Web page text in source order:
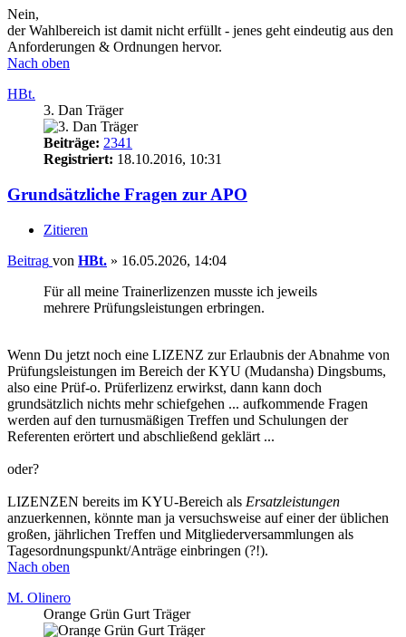
Nein,
der Wahlbereich ist damit nicht erfüllt - jenes geht eindeutig aus den
Anforderungen & Ordnungen hervor.
Nach oben
HBt.
3. Dan Träger
Beiträge: 2341
Registriert: 18.10.2016, 10:31
Grundsätzliche Fragen zur APO
Zitieren
Beitrag von HBt. » 16.05.2026, 14:04
Für all meine Trainerlizenzen musste ich jeweils
mehrere Prüfungsleistungen erbringen.
Wenn Du jetzt noch eine LIZENZ zur Erlaubnis der Abnahme von
Prüfungsleistungen im Bereich der KYU (Mudansha) Dingsbums,
also eine Prüf-o. Prüferlizenz erwirkst, dann kann doch
grundsätzlich nichts mehr schiefgehen ... aufkommende Fragen
werden auf den turnusmäßigen Treffen und Schulungen der
Referenten erörtert und abschließend geklärt ...
oder?
LIZENZEN bereits im KYU-Bereich als Ersatzleistungen
anzuerkennen, könnte man ja versuchsweise auf einer der üblichen
großen, jährlichen Treffen und Mitgliederversammlungen als
Tagesordnungspunkt/Anträge einbringen (?!).
Nach oben
M. Olinero
Orange Grün Gurt Träger